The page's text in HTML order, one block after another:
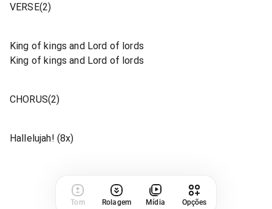
VERSE(2)
King of kings and Lord of lords
King of kings and Lord of lords
CHORUS(2)
Hallelujah! (8x)
Tom Rolagem Mídia Opções